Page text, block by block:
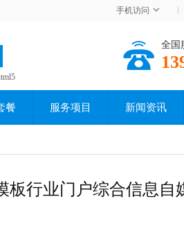
手机访问
全国
餐 服务项目 新闻资讯
行业门户综合信息自